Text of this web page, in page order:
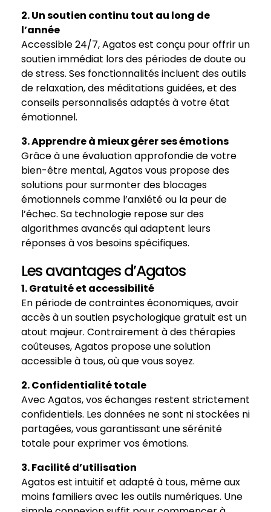
2. Un soutien continu tout au long de
l’année
Accessible 24/7, Agatos est conçu pour offrir un
soutien immédiat lors des périodes de doute ou
de stress. Ses fonctionnalités incluent des outils
de relaxation, des méditations guidées, et des
conseils personnalisés adaptés à votre état
émotionnel.
3. Apprendre à mieux gérer ses émotions
Grâce à une évaluation approfondie de votre
bien-être mental, Agatos vous propose des
solutions pour surmonter des blocages
émotionnels comme l’anxiété ou la peur de
l’échec. Sa technologie repose sur des
algorithmes avancés qui adaptent leurs
réponses à vos besoins spécifiques.
Les avantages d’Agatos
1. Gratuité et accessibilité
En période de contraintes économiques, avoir
accès à un soutien psychologique gratuit est un
atout majeur. Contrairement à des thérapies
coûteuses, Agatos propose une solution
accessible à tous, où que vous soyez.
2. Confidentialité totale
Avec Agatos, vos échanges restent strictement
confidentiels. Les données ne sont ni stockées ni
partagées, vous garantissant une sérénité
totale pour exprimer vos émotions.
3. Facilité d’utilisation
Agatos est intuitif et adapté à tous, même aux
moins familiers avec les outils numériques. Une